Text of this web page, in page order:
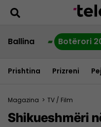
Ballina Botërori
Prishtina Prizreni
Magazina > TV / Film
Shikueshmëri